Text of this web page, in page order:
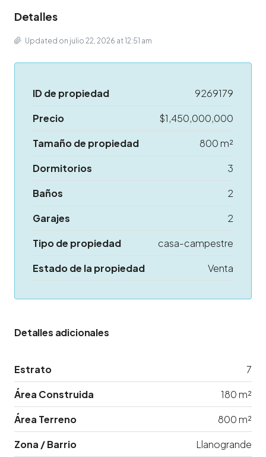
Detalles
Updated on julio 22, 2026 at 12:51 am
ID de propiedad
9269179
Precio
$1,450,000,000
Tamaño de propiedad
800 m²
Dormitorios
3
Baños
2
Garajes
2
Tipo de propiedad
casa-campestre
Estado de la propiedad
Venta
Detalles adicionales
Estrato
7
Área Construida
180 m²
Área Terreno
800 m²
Zona / Barrio
Llanogrande